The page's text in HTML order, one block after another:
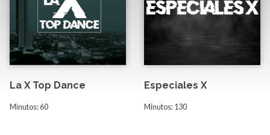
La X Top Dance
Minutos: 60
Especiales X
Minutos: 130